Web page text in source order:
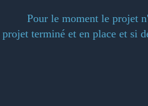
Pour le moment le projet
terminé et en place et si